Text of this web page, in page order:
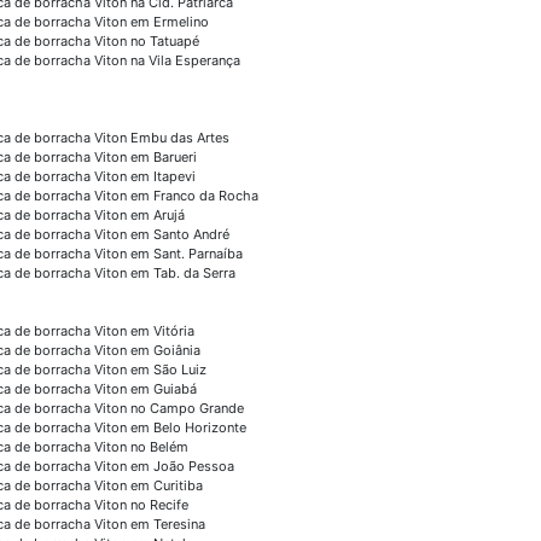
de borracha Viton em Ermelino
de borracha Viton no Tatuapé
de borracha Viton na Vila Esperança
de borracha Viton Embu das Artes
de borracha Viton em Barueri
de borracha Viton em Itapevi
de borracha Viton em Franco da Rocha
de borracha Viton em Arujá
de borracha Viton em Santo André
de borracha Viton em Sant. Parnaíba
de borracha Viton em Tab. da Serra
de borracha Viton em Vitória
de borracha Viton em Goiânia
de borracha Viton em São Luiz
de borracha Viton em Guiabá
de borracha Viton no Campo Grande
de borracha Viton em Belo Horizonte
de borracha Viton no Belém
de borracha Viton em João Pessoa
de borracha Viton em Curitiba
de borracha Viton no Recife
de borracha Viton em Teresina